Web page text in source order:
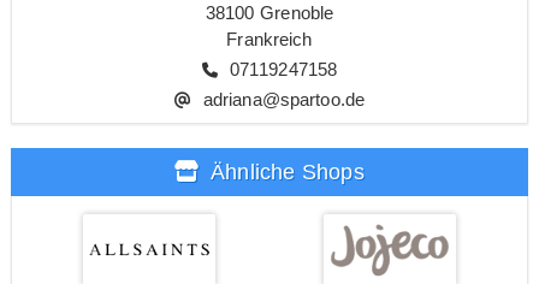
38100 Grenoble
Frankreich
07119247158
adriana@spartoo.de
Ähnliche Shops